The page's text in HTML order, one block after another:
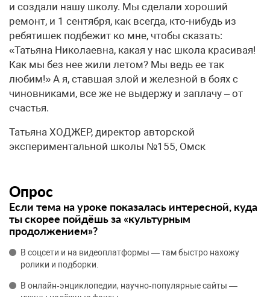
и создали нашу школу. Мы сделали хороший
ремонт, и 1 сентября, как всегда, кто-нибудь из
ребятишек подбежит ко мне, чтобы сказать:
«Татьяна Николаевна, какая у нас школа красивая!
Как мы без нее жили летом? Мы ведь ее так
любим!» А я, ставшая злой и железной в боях с
чиновниками, все же не выдержу и заплачу – от
счастья.
Татьяна ХОДЖЕР, директор авторской
экспериментальной школы №155, Омск
Опрос
Если тема на уроке показалась интересной, куда
ты скорее пойдёшь за «культурным
продолжением»?
В соцсети и на видеоплатформы — там быстро нахожу
ролики и подборки.
В онлайн‑энциклопедии, научно‑популярные сайты —